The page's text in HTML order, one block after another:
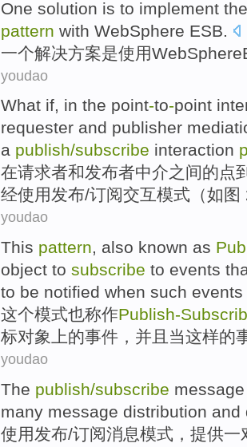
One solution is to implement
pattern with WebSphere ESB
一个解决方案是使用WebSphere
youdao
What if, in the point-to-point
requester and publisher
a publish/subscribe interaction
在请求者和发布者中介之间的点
经使用发布/订阅交互模式（如图
youdao
This pattern, also known as
object to subscribe to events
to be notified when such events
这个模式也称作Publish-
标对象上的事件 ， 并且 当这样的
youdao
The publish/subscribe message
many message distribution and
使用发布/订阅消息模式 ， 提供一